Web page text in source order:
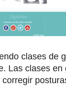
clases de
Las clases